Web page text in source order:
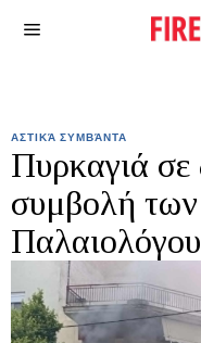
ΑΣΤΙΚΆ ΣΥΜΒΆΝΤΑ
Πυρκαγιά σε
συμβολή